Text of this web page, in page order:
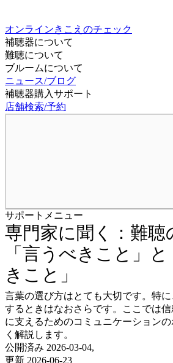
オンラインきこえのチェック
補聴器について
難聴について
ブルームについて
ニュース/ブログ
補聴器購入サポート
店舗検索/予約
サポートメニュー
専門家に聞く：難聴
「言うべきこと」
きこと」
言葉の選び方はとても大切です。特
するときはなおさらです。ここでは
に支えるためのコミュニケーション
く解説します。
公開済み 2026-03-04,
更新 2026-06-23